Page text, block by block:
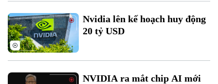
Xu hướng
Nvidia lên kế hoạch huy động
20 tỷ USD
NVIDIA ra mắt chip AI mới